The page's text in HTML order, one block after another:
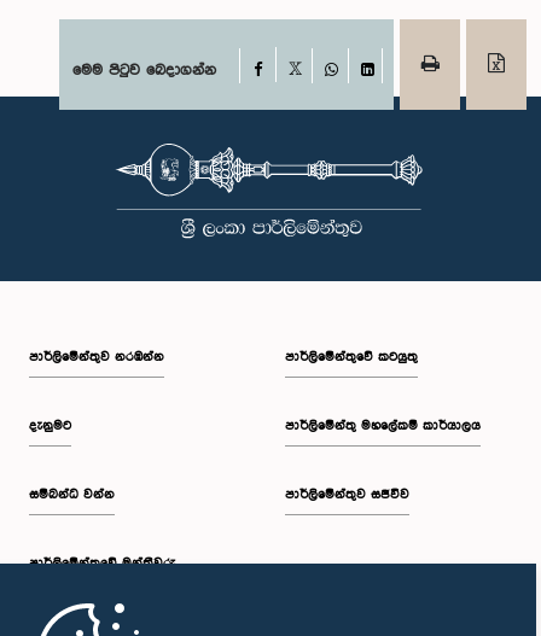
මෙම පිටුව බෙදාගන්න Facebook
WhatsAppLinkedIn
පාර්ලි‌මේන්තුව නරඹන්න
දැනුමට
සම්බන්ධ වන්න
පාර්ලි‌මේන්තුවේ මන්ත්‍රීවරු
මුල් පිටුව
පාර්ලිමේන්තුවේ කටයුතු
පාර්ලිමේන්තු මහලේකම් කාර්යාලය
පාර්ලිමේන්තුව සජීවීව